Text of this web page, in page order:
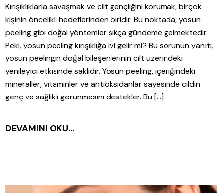
Kırışıklıklarla savaşmak ve cilt gençliğini korumak, birçok
kişinin öncelikli hedeflerinden biridir. Bu noktada, yosun
peeling gibi doğal yöntemler sıkça gündeme gelmektedir.
Peki, yosun peeling kırışıklığa iyi gelir mi? Bu sorunun yanıtı,
yosun peelingin doğal bileşenlerinin cilt üzerindeki
yenileyici etkisinde saklıdır. Yosun peeling, içeriğindeki
mineraller, vitaminler ve antioksidanlar sayesinde cildin
genç ve sağlıklı görünmesini destekler. Bu […]
DEVAMINI OKU...